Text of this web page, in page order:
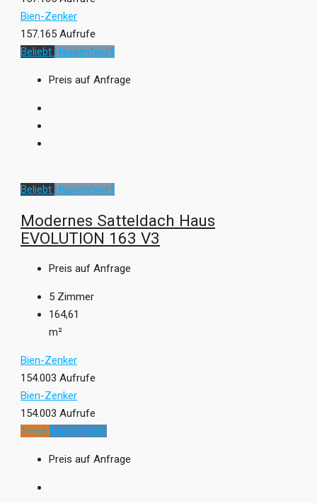
Bien-Zenker
157.165 Aufrufe
Beliebt Hausentwurf
Preis auf Anfrage
Beliebt Hausentwurf
Modernes Satteldach Haus
EVOLUTION 163 V3
Preis auf Anfrage
5 Zimmer
164,61
m²
Bien-Zenker
154.003 Aufrufe
Bien-Zenker
154.003 Aufrufe
Trend Kundenhaus
Preis auf Anfrage